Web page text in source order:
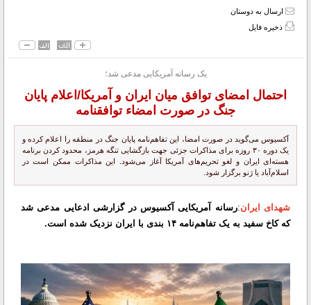
ارسال به دوستان
ذخیره فایل
یک رسانه آمریکایی مدعی شد؛
احتمال امضای توافق میان ایران و آمریکا/اعلام پایان
جنگ در صورت امضاء توافقنامه
آکسیوس می‌گوید در صورت امضا، این تفاهم‌نامه پایان جنگ در منطقه را اعلام کرده و
یک دوره ۳۰ روزه برای مذاکرات جزئی جهت بازگشایی تنگه هرمز، محدود کردن برنامه
هسته‌ای ایران و لغو تحریم‌های آمریکا آغاز می‌شود. این مذاکرات ممکن است در
اسلام‌آباد یا ژنو برگزار شود.
شهدای ایران:رسانه آمریکایی آکسیوس در گزارشی ادعایی مدعی شد
که کاخ سفید به یک تفاهم‌نامه ۱۴ بندی با ایران نزدیک شده است.